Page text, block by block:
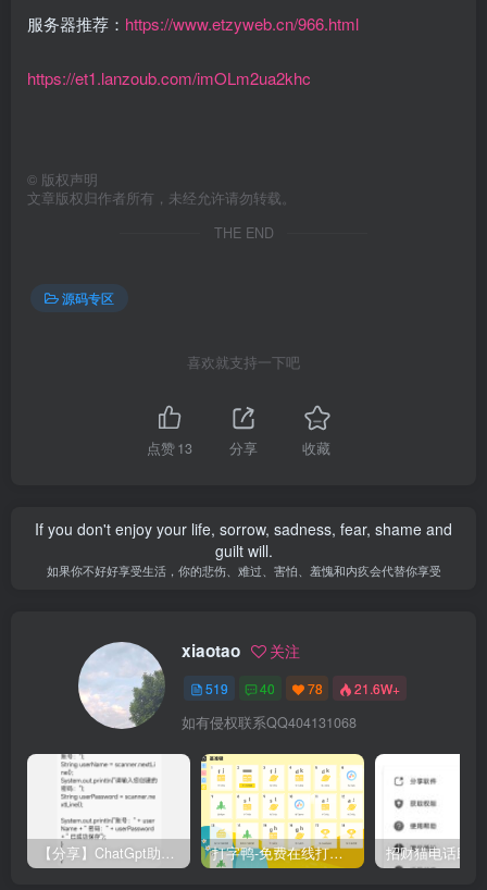
服务器推荐： https://www.etzyweb.cn/966.html
https://et1.lanzoub.com/imOLm2ua2khc
© 版权声明
文章版权归作者所有，未经允许请勿转载。
THE END
源码专区
喜欢就支持一下吧
点赞13 分享 收藏
If you don't enjoy your life, sorrow, sadness, fear, shame and
guilt will.
如果你不好好享受生活，你的悲伤、难过、害怕、羞愧和内疚会代替你享受
xiaotao 关注
519 40 78 21.6W+
如有侵权联系QQ404131068
【分享】ChatGpt助手v1.24免注册直接使用 打字鸭-免费在线打字练习平台